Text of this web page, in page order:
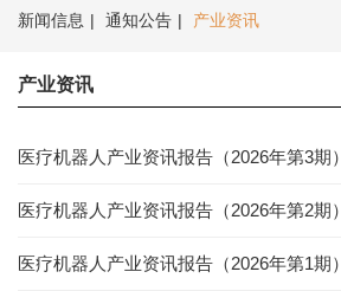
新闻信息 | 通知公告 | 产业资讯
产业资讯
医疗机器人产业资讯报告（2026年第3期）
医疗机器人产业资讯报告（2026年第2期）
医疗机器人产业资讯报告（2026年第1期）